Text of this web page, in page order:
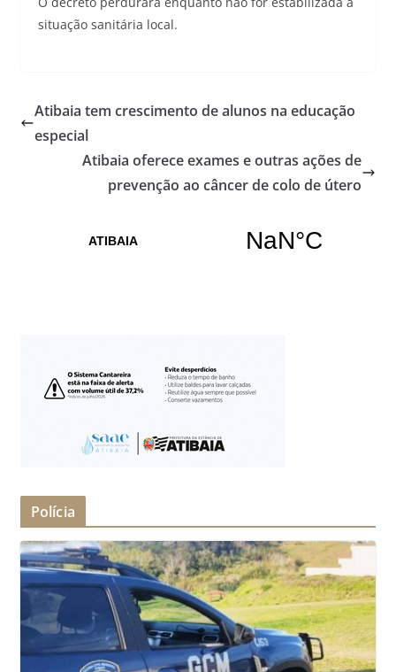
situação sanitária local.
Atibaia tem crescimento de alunos na educação
especial
Atibaia oferece exames e outras ações de
prevenção ao câncer de colo de útero
Polícia